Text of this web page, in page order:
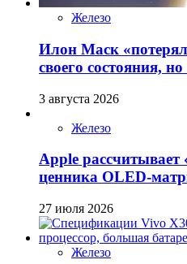
Железо
Илон Маск
своего состояния,
3 августа 2026
Железо
Apple рассчитывает
ценника OLED-
27 июля 2026
Железо